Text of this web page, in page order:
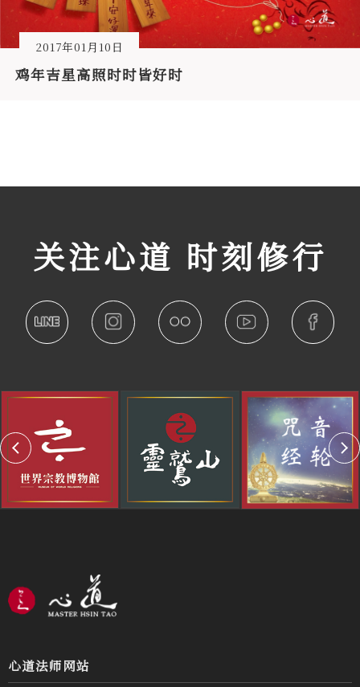
2017年01月10日
鸡年吉星高照时时皆好时
关注心道 时刻修行
心道法师网站